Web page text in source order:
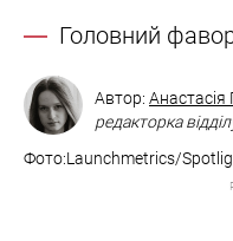
Головний
Автор: Анастасія
редакторка
Фото:Launchmetrics/